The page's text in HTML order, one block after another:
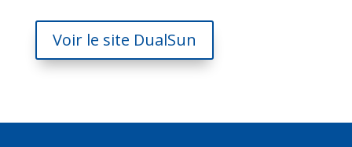
Voir le site DualSun